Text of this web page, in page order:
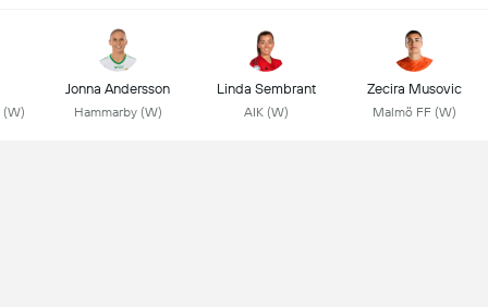
Zecira Musovic
Malmö FF (W)
Linda Sembrant
AIK (W)
Jonna Andersson
Hammarby (W)
(W)